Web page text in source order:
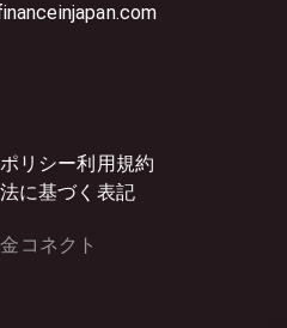
リシー利用規約
に基づく表記
コネクト